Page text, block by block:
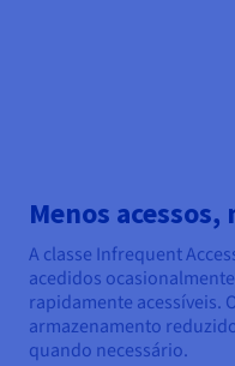
Menos
A classe Infrequent
acedidos
rapidamente acessíveis.
armazenamento
quando necessário.